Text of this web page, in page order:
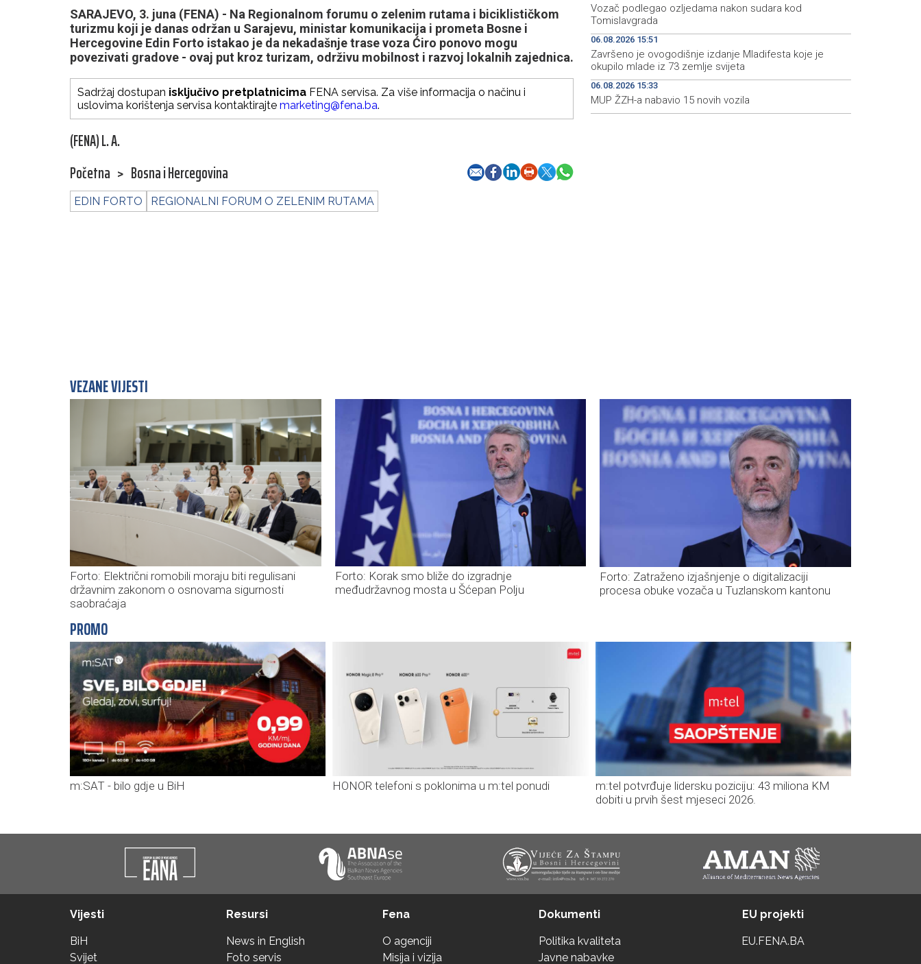
SARAJEVO, 3. juna (FENA) - Na Regionalnom forumu o zelenim rutama i biciklističkom
turizmu koji je danas održan u Sarajevu, ministar komunikacija i prometa Bosne i
Hercegovine Edin Forto istakao je da nekadašnje trase voza Ćiro ponovo mogu
povezivati gradove - ovaj put kroz turizam, održivu mobilnost i razvoj lokalnih zajednica.
Sadržaj dostupan isključivo pretplatnicima FENA servisa. Za više informacija o načinu i
uslovima korištenja servisa kontaktirajte marketing@fena.ba.
(FENA) L. A.
Početna > Bosna i Hercegovina
EDIN FORTO REGIONALNI FORUM O ZELENIM RUTAMA
Vozač podlegao ozljedama nakon sudara kod
Tomislavgrada
06.08.2026 15:51
Završeno je ovogodišnje izdanje Mladifesta koje je
okupilo mlade iz 73 zemlje svijeta
06.08.2026 15:33
MUP ŽZH-a nabavio 15 novih vozila
VEZANE VIJESTI
Forto: Električni romobili moraju biti regulisani
državnim zakonom o osnovama sigurnosti
saobraćaja
Forto: Korak smo bliže do izgradnje
međudržavnog mosta u Šćepan Polju
Forto: Zatraženo izjašnjenje o digitalizaciji
procesa obuke vozača u Tuzlanskom kantonu
PROMO
m:SAT - bilo gdje u BiH HONOR telefoni s poklonima u m:tel ponudi
m:tel potvrđuje lidersku poziciju: 43 miliona KM
dobiti u prvih šest mjeseci 2026.
Vijesti
BiH
Svijet
Resursi
News in English
Foto servis
Fena
O agenciji
Misija i vizija
Dokumenti
Politika kvaliteta
Javne nabavke
EU projekti
EU.FENA.BA